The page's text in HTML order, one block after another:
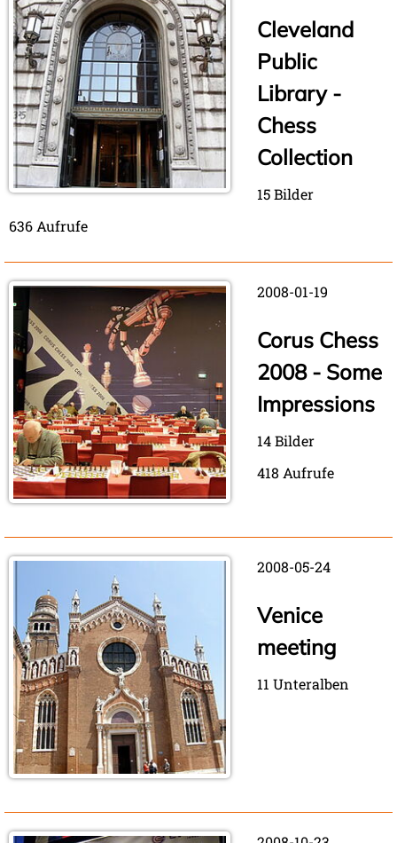
Cleveland
Public
Library -
Chess
Collection
15 Bilder
636 Aufrufe
2008-01-19
Corus Chess
2008 - Some
Impressions
14 Bilder
418 Aufrufe
2008-05-24
Venice
meeting
11 Unteralben